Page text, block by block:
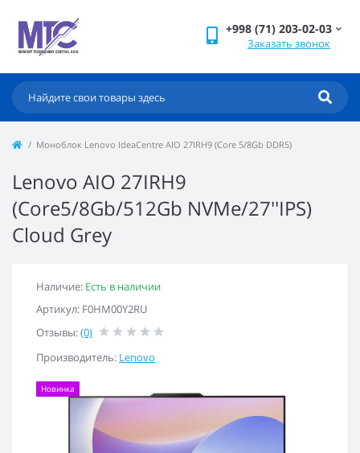
+998 (71) 203-02-03
Заказать звонок
Моноблок Lenovo IdeaCentre AIO 27IRH9 (Core 5/8Gb DDR5)
Lenovo AIO 27IRH9
(Core5/8Gb/512Gb NVMe/27''IPS)
Cloud Grey
Наличие: Есть в наличии
Артикул: F0HM00Y2RU
Отзывы:(0)
Производитель: Lenovo
Новинка